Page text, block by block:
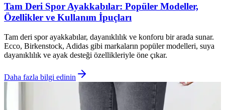
Tam Deri Spor Ayakkabılar: Popüler Modeller,
Özellikler ve Kullanım İpuçları
Tam deri spor ayakkabılar, dayanıklılık ve konforu bir arada sunar.
Ecco, Birkenstock, Adidas gibi markaların popüler modelleri, suya
dayanıklılık ve ayak desteği özellikleriyle öne çıkar.
Daha fazla bilgi edinin